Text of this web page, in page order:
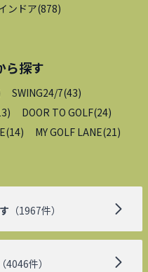
ンドア(878)
ら探す
SWING24/7(43)
) DOOR TO GOLF(24)
(14) MY GOLF LANE(21 )
（1967件）
（4046件）